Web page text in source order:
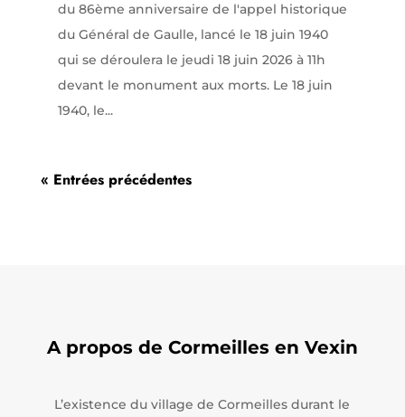
du 86ème anniversaire de l'appel historique
du Général de Gaulle, lancé le 18 juin 1940
qui se déroulera le jeudi 18 juin 2026 à 11h
devant le monument aux morts. Le 18 juin
1940, le...
« Entrées précédentes
A propos de Cormeilles en Vexin
L’existence du village de Cormeilles durant le